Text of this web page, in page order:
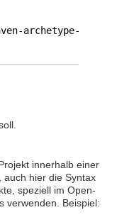
archetype-
innerhalb einer
hier die Syntax
speziell im Open-
verwenden. Beispiel: